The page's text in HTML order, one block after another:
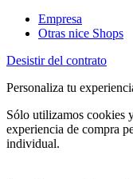
Empresa
Otras nice Shops
Desistir del contrato
Personaliza tu
Sólo utilizamos cookies
experiencia de compra
individual.